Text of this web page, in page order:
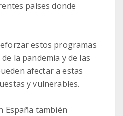
países donde
estos programas
la pandemia y de las
afectar a estas
y vulnerables.
España también